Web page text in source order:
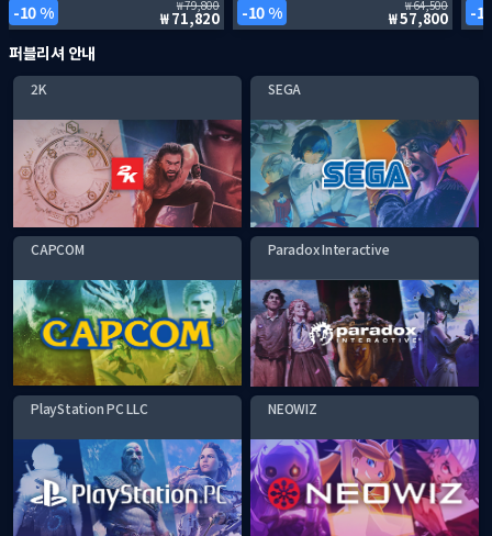
10 % 79,800
71,820 10 % 64,500
57,800
퍼블리셔 안내
2K SEGA
CAPCOM Paradox Interactive
PlayStation PC LLC NEOWIZ